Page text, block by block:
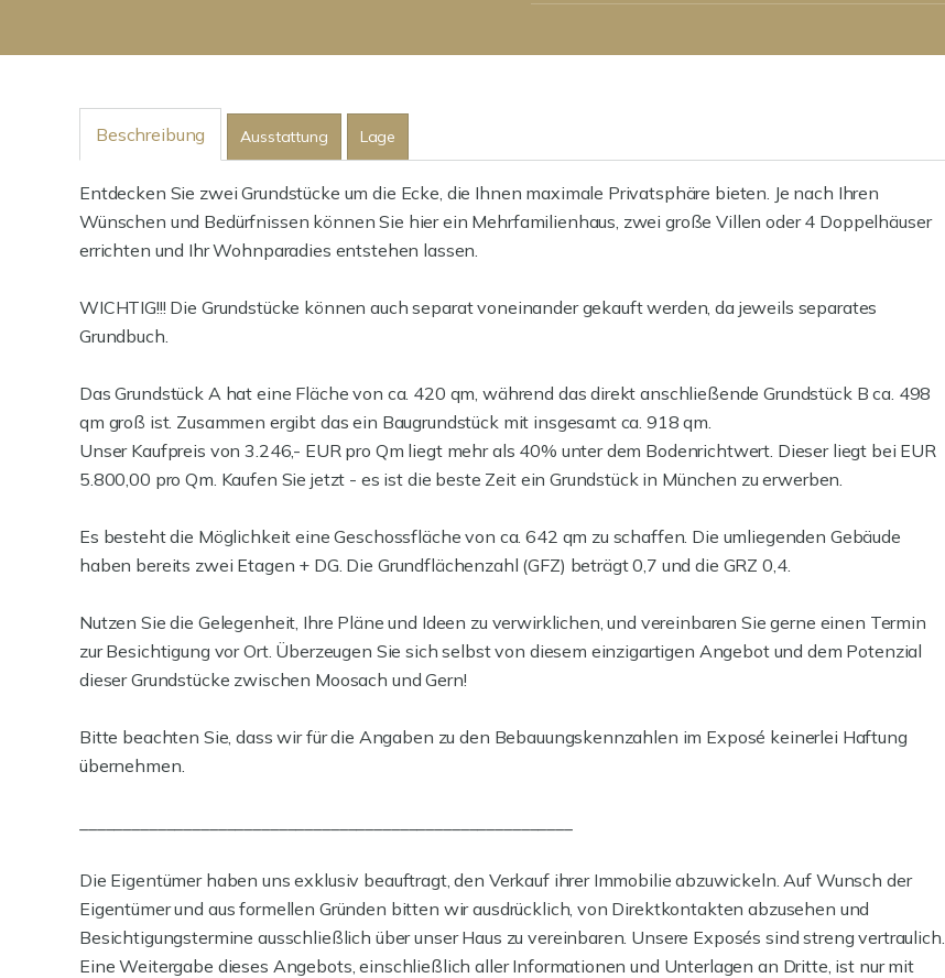
Beschreibung Ausstattung Lage
Entdecken Sie zwei Grundstücke um die Ecke, die Ihnen maximale Privatsphäre bieten. Je nach Ihren
Wünschen und Bedürfnissen können Sie hier ein Mehrfamilienhaus, zwei große Villen oder 4 Doppelhäuser
errichten und Ihr Wohnparadies entstehen lassen.
WICHTIG!!! Die Grundstücke können auch separat voneinander gekauft werden, da jeweils separates
Grundbuch.
Das Grundstück A hat eine Fläche von ca. 420 qm, während das direkt anschließende Grundstück B ca. 498
qm groß ist. Zusammen ergibt das ein Baugrundstück mit insgesamt ca. 918 qm.
Unser Kaufpreis von 3.246,- EUR pro Qm liegt mehr als 40% unter dem Bodenrichtwert. Dieser liegt bei EUR
5.800,00 pro Qm. Kaufen Sie jetzt - es ist die beste Zeit ein Grundstück in München zu erwerben.
Es besteht die Möglichkeit eine Geschossfläche von ca. 642 qm zu schaffen. Die umliegenden Gebäude
haben bereits zwei Etagen + DG. Die Grundflächenzahl (GFZ) beträgt 0,7 und die GRZ 0,4.
Nutzen Sie die Gelegenheit, Ihre Pläne und Ideen zu verwirklichen, und vereinbaren Sie gerne einen Termin
zur Besichtigung vor Ort. Überzeugen Sie sich selbst von diesem einzigartigen Angebot und dem Potenzial
dieser Grundstücke zwischen Moosach und Gern!
Bitte beachten Sie, dass wir für die Angaben zu den Bebauungskennzahlen im Exposé keinerlei Haftung
übernehmen.
Die Eigentümer haben uns exklusiv beauftragt, den Verkauf ihrer Immobilie abzuwickeln. Auf Wunsch der
Eigentümer und aus formellen Gründen bitten wir ausdrücklich, von Direktkontakten abzusehen und
Besichtigungstermine ausschließlich über unser Haus zu vereinbaren. Unsere Exposés sind streng vertraulich.
Eine Weitergabe dieses Angebots, einschließlich aller Informationen und Unterlagen an Dritte, ist nur mit